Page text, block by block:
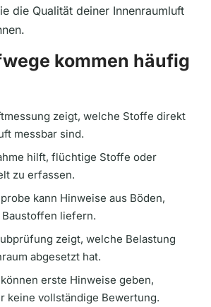
die Qualität deiner Innenraumluft
kommen häufig
zeigt, welche Stoffe direkt
messbar sind.
hilft, flüchtige Stoffe oder
zu erfassen.
kann Hinweise aus Böden,
liefern.
zeigt, welche Belastung
abgesetzt hat.
erste Hinweise geben,
keine vollständige Bewertung.